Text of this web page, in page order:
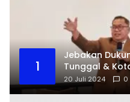
1
Jebakan
Tunggal &
20 Juli 2024 0